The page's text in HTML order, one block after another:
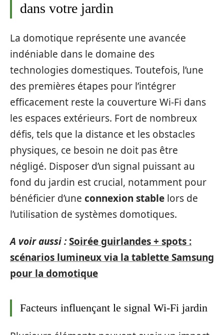
dans votre jardin
La domotique représente une avancée
indéniable dans le domaine des
technologies domestiques. Toutefois, l’une
des premières étapes pour l’intégrer
efficacement reste la couverture Wi-Fi dans
les espaces extérieurs. Fort de nombreux
défis, tels que la distance et les obstacles
physiques, ce besoin ne doit pas être
négligé. Disposer d’un signal puissant au
fond du jardin est crucial, notamment pour
bénéficier d’une connexion stable lors de
l’utilisation de systèmes domotiques.
A voir aussi :Soirée guirlandes + spots :
scénarios lumineux via la tablette Samsung
pour la domotique
Facteurs influençant le signal Wi-Fi jardin